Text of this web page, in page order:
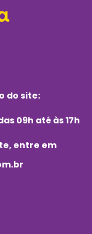
do site:
09h até às 17h
entre em